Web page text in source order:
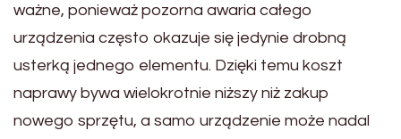
ważne, ponieważ pozorna awaria całego
urządzenia często okazuje się jedynie drobną
usterką jednego elementu. Dzięki temu koszt
naprawy bywa wielokrotnie niższy niż zakup
nowego sprzętu, a samo urządzenie może nadal